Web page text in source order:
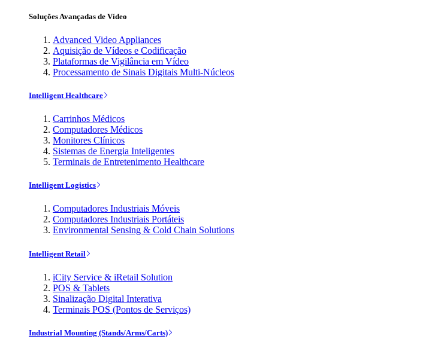
Soluções Avançadas de Vídeo
Advanced Video Appliances
Aquisição de Vídeos e Codificação
Plataformas de Vigilância em Vídeo
Processamento de Sinais Digitais Multi-Núcleos
Intelligent Healthcare
Carrinhos Médicos
Computadores Médicos
Monitores Clínicos
Sistemas de Energia Inteligentes
Terminais de Entretenimento Healthcare
Intelligent Logistics
Computadores Industriais Móveis
Computadores Industriais Portáteis
Environmental Sensing & Cold Chain Solutions
Intelligent Retail
iCity Service & iRetail Solution
POS & Tablets
Sinalização Digital Interativa
Terminais POS (Pontos de Serviços)
Industrial Mounting (Stands/Arms/Carts)